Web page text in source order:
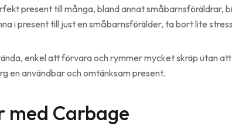
present till många, bland annat småbarnsföräldrar,
i present till just en småbarnsförälder, ta bort lite
enkel att förvara och rymmer mycket skräp utan
en användbar och omtänksam present.
med Carbage